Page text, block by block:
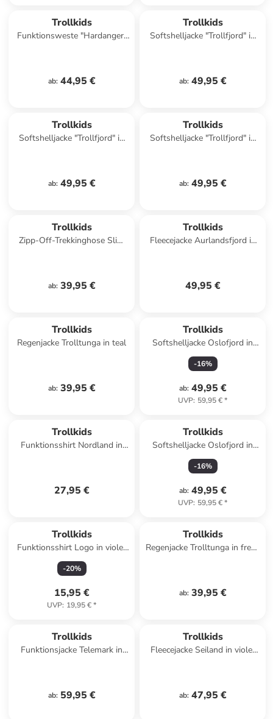
Trollkids
Funktionsweste "Hardanger"
ab: 44,95 €
Trollkids
Softshelljacke "Trollfjord" in
ab: 49,95 €
Trollkids
Softshelljacke "Trollfjord" in
ab: 49,95 €
Trollkids
Softshelljacke "Trollfjord" in
ab: 49,95 €
Trollkids
Zipp-Off-Trekkinghose Slim
ab: 39,95 €
Trollkids
Fleecejacke Aurlandsfjord in
49,95 €
Trollkids
Regenjacke Trolltunga in teal
ab: 39,95 €
Trollkids
Softshelljacke Oslofjord in
navy/aqua
-16%
ab: 49,95 €
UVP: 59,95 €*
Trollkids
Funktionsshirt Nordland in
27,95 €
Trollkids
Softshelljacke Oslofjord in
bright green
-16%
ab: 49,95 €
UVP: 59,95 €*
Trollkids
Funktionsshirt Logo in violet
sorbet/graphite
-20%
15,95 €
UVP: 19,95 €*
Trollkids
Regenjacke Trolltunga in fresh
ab: 39,95 €
Trollkids
Funktionsjacke Telemark in
ab: 59,95 €
Trollkids
Fleecejacke Seiland in violet
ab: 47,95 €